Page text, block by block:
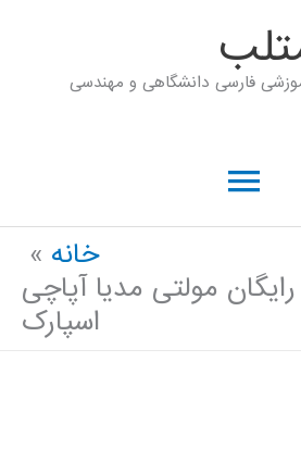
فارسی دانشگاهی و مهندسی
فهرست
خانه
مولتی مدیا آپاچی
اسپارک